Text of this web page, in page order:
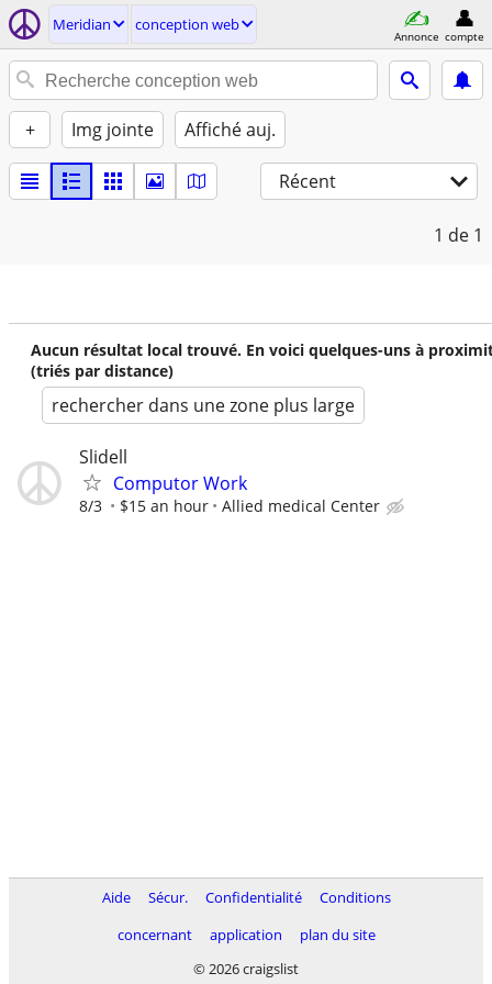
Meridian conception web
Annonce compte
+ Img jointe Affiché auj.
Récent
1 de 1
Aucun résultat local trouvé. En voici quelques-uns à
(triés par distance)
rechercher dans une zone plus large
Slidell
Computor Work
8/3 $15 an hour Allied medical Center
Aide Sécur. Confidentialité
Conditions
concernant
application
plan du site
© 2026 craigslist